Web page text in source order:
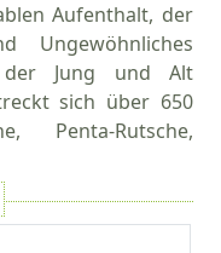
Aufenthalt, der
Ungewöhnliches
der Jung und Alt
sich über 650
Penta-Rutsche,